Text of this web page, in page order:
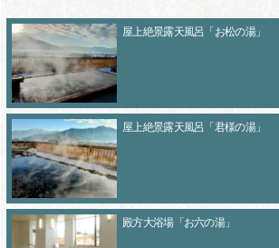
屋上絶景露天風呂「お松の湯」
屋上絶景露天風呂「君様の湯」
殿方大浴場「お六の湯」